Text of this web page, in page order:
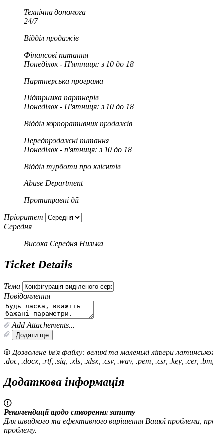
Технічна допомога
24/7
Відділ продажів
Фінансові питання
Понеділок - П'ятниця: з 10 до 18
Партнерська програма
Підтримка партнерів
Понеділок - П'ятниця: з 10 до 18
Відділ корпоративних продажів
Передпродажні питання
Понеділок - п'ятниця: з 10 до 18
Відділ турботи про клієнтів
Abuse Department
Протиправні дії
Пріоритет
Середня
Висока Середня Низька
Ticket Details
Тема
Повідомлення
Add Attachements...
Додати ще
Дозволене ім'я файлу: великі та маленькі літери
.doc, .docx, .rtf, .sig, .xls, .xlsx, .csv, .wav, .pem, .csr, .key, .cer,
Додаткова інформація
Рекомендації щодо створення запиту
Для швидкого та ефективного вирішення Вашої проблеми,
проблему.